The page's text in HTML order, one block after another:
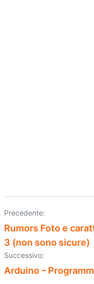
Navigazione
articoli
Precedente:
Rumors Foto e
3 (non sono sicure)
Successivo:
Arduino –